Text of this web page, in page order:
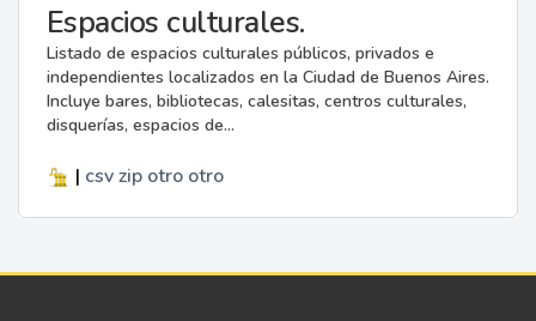
Espacios culturales.
Listado de espacios culturales públicos, privados e
independientes localizados en la Ciudad de Buenos Aires.
Incluye bares, bibliotecas, calesitas, centros culturales,
disquerías, espacios de...
| csv zip otro otro